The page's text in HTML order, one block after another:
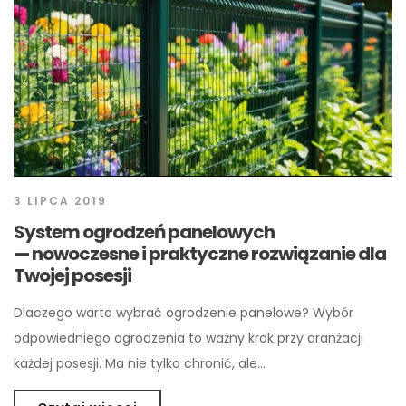
3 LIPCA 2019
System ogrodzeń panelowych
— nowoczesne i praktyczne rozwiązanie dla
Twojej posesji
Dlaczego warto wybrać ogrodzenie panelowe? Wybór
odpowiedniego ogrodzenia to ważny krok przy aranżacji
każdej posesji. Ma nie tylko chronić, ale…